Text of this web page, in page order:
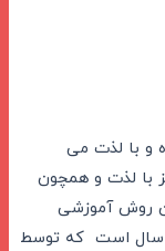
و با لذت می
با لذت و همچون
روش آموزشی
سال است که توسط